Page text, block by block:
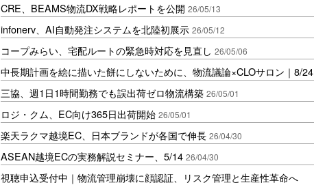
CRE、BEAMS物流DX戦略レポートを公開 26/05/13
infonerv、AI自動発注システムを北陸初展示 26/05/12
コープみらい、宅配ルートの緊急時対応を見直し 26/05/06
中長期計画を絵に描いた餅にしないために、物流議論×CLOサロン｜8/24
三協、週1日1時間勤務でも誤出荷ゼロ物流構築 26/05/01
ロジ・クム、EC向け365日出荷開始 26/05/01
楽天ラクマ越境EC、日本ブランドが各国で伸長 26/04/30
ASEAN越境ECの実務解説セミナー、5/14 26/04/30
視聴申込受付中｜物流管理崩壊に顔認証、リスク管理と生産性革命へ